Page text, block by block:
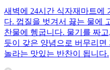
새벽에 24시간 식자재마트에
다. 껍질을 벗겨서 끓는 물에
찬물에 헹굽니다. 물기를 짜
듯이 갖은 양념으로 버무리면
놀라는 맛있는 반찬이 됩니다.